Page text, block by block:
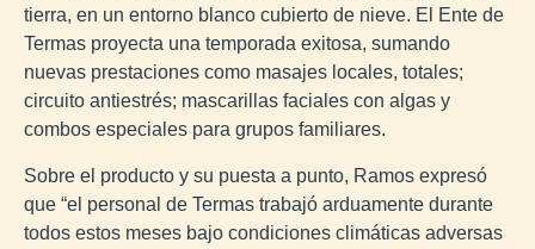
tierra, en un entorno blanco cubierto de nieve. El Ente de
Termas proyecta una temporada exitosa, sumando
nuevas prestaciones como masajes locales, totales;
circuito antiestrés; mascarillas faciales con algas y
combos especiales para grupos familiares.
Sobre el producto y su puesta a punto, Ramos expresó
que “el personal de Termas trabajó arduamente durante
todos estos meses bajo condiciones climáticas adversas